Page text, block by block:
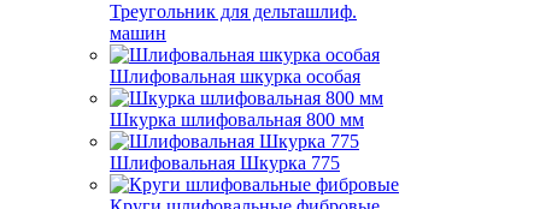
Треугольник для дельташлиф.
машин
Шлифовальная шкурка особая
Шкурка шлифовальная 800 мм
Шлифовальная Шкурка 775